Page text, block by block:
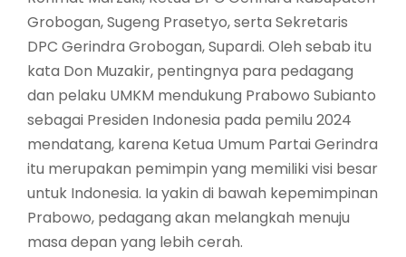
Grobogan, Sugeng Prasetyo, serta Sekretaris
DPC Gerindra Grobogan, Supardi. Oleh sebab itu
kata Don Muzakir, pentingnya para pedagang
dan pelaku UMKM mendukung Prabowo Subianto
sebagai Presiden Indonesia pada pemilu 2024
mendatang, karena Ketua Umum Partai Gerindra
itu merupakan pemimpin yang memiliki visi besar
untuk Indonesia. Ia yakin di bawah kepemimpinan
Prabowo, pedagang akan melangkah menuju
masa depan yang lebih cerah.